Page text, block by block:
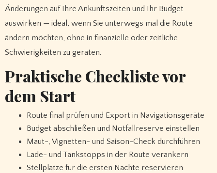
Änderungen auf Ihre Ankunftszeiten und Ihr Budget
auswirken — ideal, wenn Sie unterwegs mal die Route
ändern möchten, ohne in finanzielle oder zeitliche
Schwierigkeiten zu geraten.
Praktische Checkliste vor
dem Start
Route final prüfen und Export in Navigationsgeräte
Budget abschließen und Notfallreserve einstellen
Maut-, Vignetten- und Saison-Check durchführen
Lade- und Tankstopps in der Route verankern
Stellplätze für die ersten Nächte reservieren